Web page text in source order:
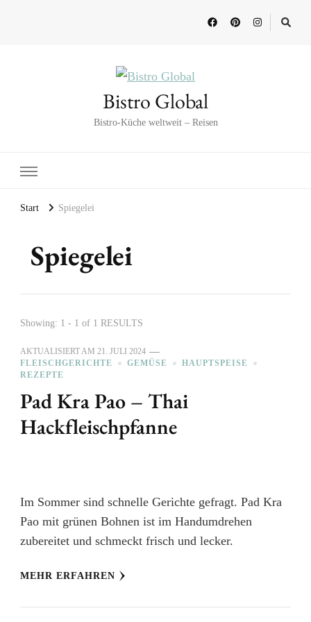
Bistro Global
Bistro-Küche weltweit – Reisen
Start Spiegelei
Spiegelei
Showing: 1 - 1 of 1 RESULTS
AKTUALISIERT AM 21. JULI 2024
FLEISCHGERICHTE
GEMÜSE
HAUPTSPEISE
REZEPTE
Pad Kra Pao – Thai
Hackfleischpfanne
Im Sommer sind schnelle Gerichte gefragt. Pad Kra
Pao mit grünen Bohnen ist im Handumdrehen
zubereitet und schmeckt frisch und lecker.
MEHR ERFAHREN